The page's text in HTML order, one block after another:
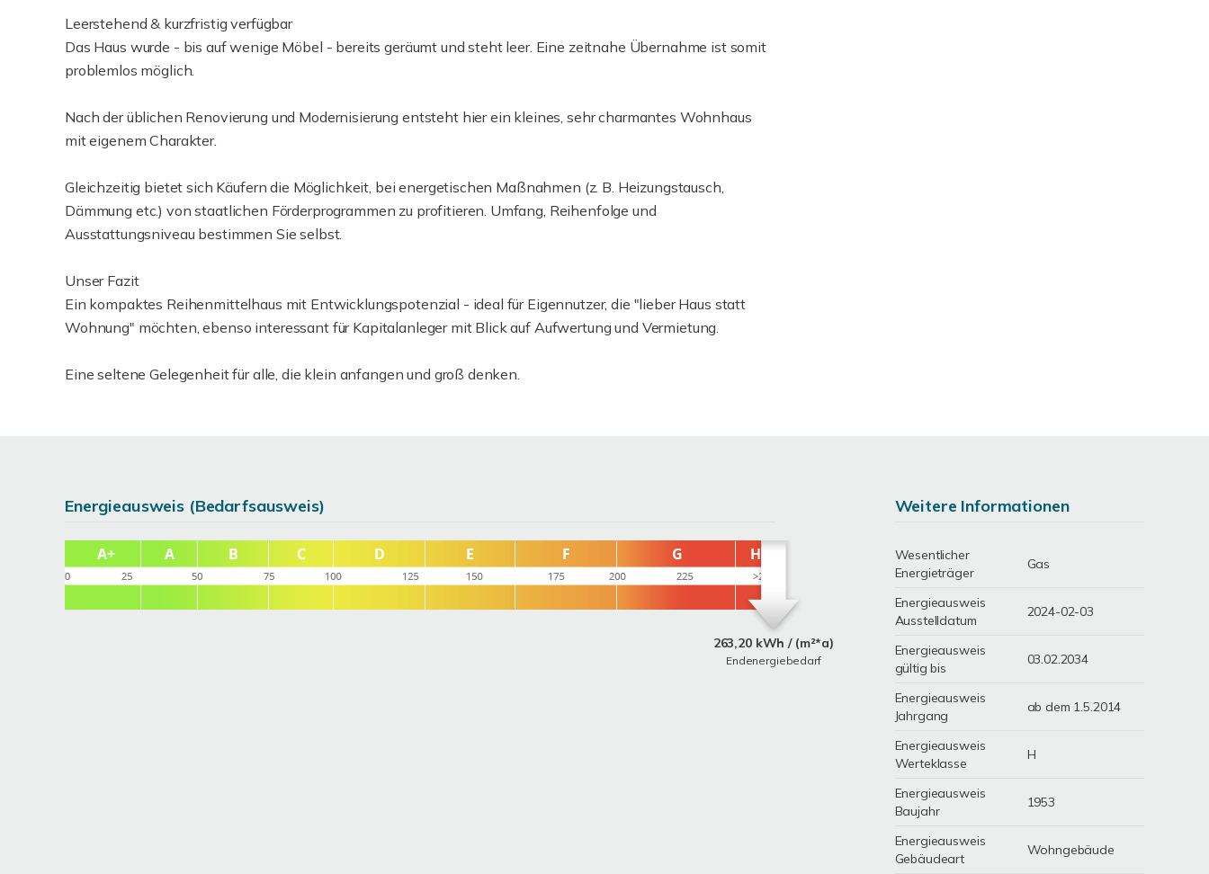
Leerstehend & kurzfristig verfügbar
Das Haus wurde - bis auf wenige Möbel - bereits geräumt und steht leer. Eine zeitnahe Übernahme ist somit
problemlos möglich.
Nach der üblichen Renovierung und Modernisierung entsteht hier ein kleines, sehr charmantes Wohnhaus
mit eigenem Charakter.
Gleichzeitig bietet sich Käufern die Möglichkeit, bei energetischen Maßnahmen (z. B. Heizungstausch,
Dämmung etc.) von staatlichen Förderprogrammen zu profitieren. Umfang, Reihenfolge und
Ausstattungsniveau bestimmen Sie selbst.
Unser Fazit
Ein kompaktes Reihenmittelhaus mit Entwicklungspotenzial - ideal für Eigennutzer, die "lieber Haus statt
Wohnung" möchten, ebenso interessant für Kapitalanleger mit Blick auf Aufwertung und Vermietung.
Eine seltene Gelegenheit für alle, die klein anfangen und groß denken.
Energieausweis (Bedarfsausweis)
263,20 kWh / (m²*a)
Endenergiebedarf
Weitere Informationen
Wesentlicher
Energieträger
Gas
Energieausweis
Ausstelldatum
2024-02-03
Energieausweis
gültig bis
03.02.2034
Energieausweis
Jahrgang
ab dem 1.5.2014
Energieausweis
Werteklasse
H
Energieausweis
Baujahr
1953
Energieausweis
Gebäudeart
Wohngebäude